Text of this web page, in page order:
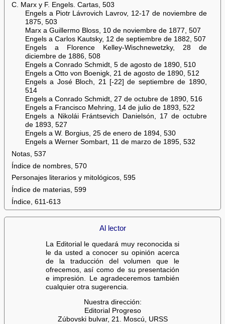
C. Marx y F. Engels. Cartas, 503
Engels a Piotr Lávrovich Lavrov, 12-17 de noviembre de
1875, 503
Marx a Guillermo Bloss, 10 de noviembre de 1877, 507
Engels a Carlos Kautsky, 12 de septiembre de 1882, 507
Engels a Florence Kelley-Wischnewetzky, 28 de
diciembre de 1886, 508
Engels a Conrado Schmidt, 5 de agosto de 1890, 510
Engels a Otto von Boenigk, 21 de agosto de 1890, 512
Engels a José Bloch, 21 [-22] de septiembre de 1890,
514
Engels a Conrado Schmidt, 27 de octubre de 1890, 516
Engels a Francisco Mehring, 14 de julio de 1893, 522
Engels a Nikolái Frántsevich Danielsón, 17 de octubre
de 1893, 527
Engels a W. Borgius, 25 de enero de 1894, 530
Engels a Werner Sombart, 11 de marzo de 1895, 532
Notas, 537
Índice de nombres, 570
Personajes literarios y mitológicos, 595
Índice de materias, 599
Índice, 611-613
Al lector
La Editorial le quedará muy reconocida si
le da usted a conocer su opinión acerca
de la traducción del volumen que le
ofrecemos, así como de su presentación
e impresión. Le agradeceremos también
cualquier otra sugerencia.
Nuestra dirección:
Editorial Progreso
Zúbovski bulvar, 21. Moscú, URSS